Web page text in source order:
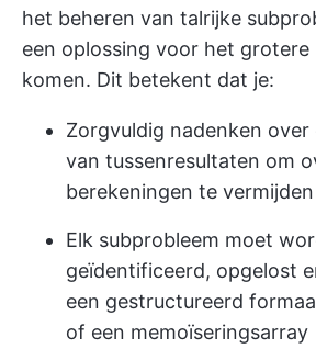
het beheren van talrijke
een oplossing voor het grotere
komen. Dit betekent dat je:
Zorgvuldig nadenken
van tussenresultaten om
berekeningen te vermijden
Elk subprobleem moet
geïdentificeerd, opgelost
een gestructureerd
of een memoïseringsarray